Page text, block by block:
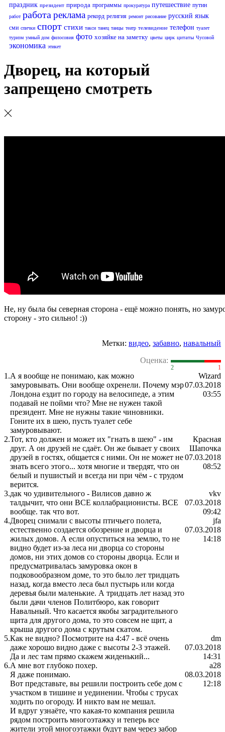
праздник президент природа программы прокуратура путешествие путин
работ работа реклама рекорд религия ремонт рисование русский язык
сми спички спорт стихи такси танец танцы театр телевидение телефон туалет
туризм умный дом филосовия фото хозяйке на заметку цветы цирк цитаты Чусовой
экономика этикет
Дворец, на который
запрещено смотреть
Не, ну была бы северная сторона - ещё можно понять, но
сторону - это сильно! :))
Метки: видео, забавно, навальный
Оценка:
2 1
1.А я вообще не понимаю, как можно
замуровывать. Они вообще охренели. Почему мэр
Лондона ездит по городу на велосипеде, а этим
подавай не пойми что? Мне не нужен такой
президент. Мне не нужны такие чиновники.
Гоните их в шею, пусть туалет себе
замуровывают.
Wizard
07.03.2018
03:55
2.Тот, кто должен и может их "гнать в шею" - им
друг. А он друзей не сдаёт. Он же бывает у своих
друзей в гостях, общается с ними. Он не может не
знать всего этого... хотя многие и твердят, что он
белый и пушистый и всегда ни при чём - с трудом
верится.
Красная
Шапочка
07.03.2018
08:52
3.дак чо удивительного - Вилисов давно ж
талдычит, что они ВСЕ коллабрационисты. ВСЕ
вообще. так что вот.
vkv
07.03.2018
09:42
4.Дворец снимали с высоты птичьего полета,
естественно создается обозрение и дворца и
жилых домов. А если опуститься на землю, то не
видно будет из-за леса ни дворца со стороны
домов, ни этих домов со стороны дворца. Если и
предусматривалась замуровка окон в
подковообразном доме, то это было лет тридцать
назад, когда вместо леса был пустырь или когда
деревья были маленькие. А тридцать лет назад это
были дачи членов Политбюро, как говорит
Навальный. Что касается якобы заградительного
щита для другого дома, то это совсем не щит, а
крыша другого дома с крутым скатом.
jfa
07.03.2018
14:18
5.Как не видно? Посмотрите на 4:47 - всё очень
даже хорошо видно даже с высоты 2-3 этажей.
Да и лес там прямо скажем жиденький...
dm
07.03.2018
14:31
6.А мне вот глубоко похер.
Я даже понимаю.
Вот представьте, вы решили построить себе дом с
участком в тишине и уединении. Чтобы с трусах
ходить по огороду. И никто вам не мешал.
И вдруг узнаёте, что какая-то компания решила
рядом построить многоэтажку и теперь все
жители этой многоэтажки будут вам через забор
a28
08.03.2018
12:18